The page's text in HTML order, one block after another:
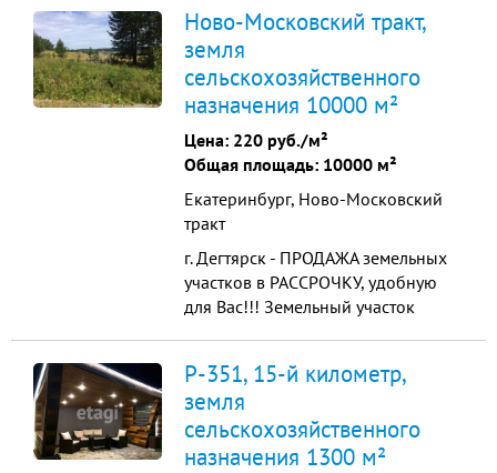
улиц Ленина и Спортивная.
Коммуникации: - Вода Центральная
- Канализация Центральная -
Электричество 100 кВт - Газ
застройки без...
Ново-Московский тракт,
земля
сельскохозяйственного
назначения 10000 м²
Цена: 220 руб./м²
Общая площадь: 10000 м²
Екатеринбург, Ново-Московский
тракт
г. Дегтярск - ПРОДАЖА земельных
участков в РАССРОЧКУ, удобную
для Вас!!! Земельный участок
2,7%) Возможно деление/
межевание на небольшие участки:
6 - 8 - 15 - 20 соток (разные
варианты) На участках: 1) Есть
Р-351, 15-й километр,
земля
сельскохозяйственного
назначения 1300 м²